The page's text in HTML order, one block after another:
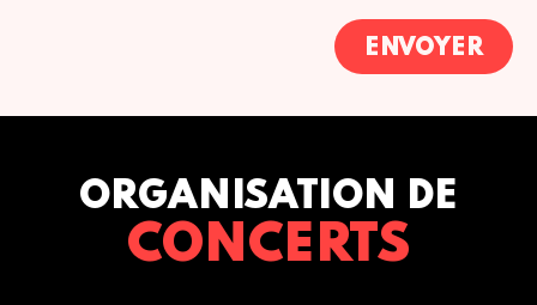
ORGANISATION DE
CONCERTS